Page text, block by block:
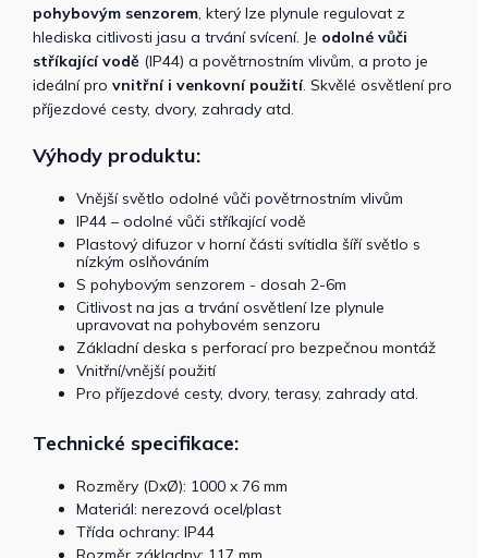
pohybovým senzorem, který lze plynule regulovat z
hlediska citlivosti jasu a trvání svícení. Je odolné vůči
stříkající vodě (IP44) a povětrnostním vlivům, a proto je
ideální pro vnitřní i venkovní použití. Skvělé osvětlení pro
příjezdové cesty, dvory, zahrady atd.
Výhody produktu:
Vnější světlo odolné vůči povětrnostním vlivům
IP44 – odolné vůči stříkající vodě
Plastový difuzor v horní části svítidla šíří světlo s
nízkým oslňováním
S pohybovým senzorem - dosah 2-6m
Citlivost na jas a trvání osvětlení lze plynule
upravovat na pohybovém senzoru
Základní deska s perforací pro bezpečnou montáž
Vnitřní/vnější použití
Pro příjezdové cesty, dvory, terasy, zahrady atd.
Technické specifikace:
Rozměry (DxØ): 1000 x 76 mm
Materiál: nerezová ocel/plast
Třída ochrany: IP44